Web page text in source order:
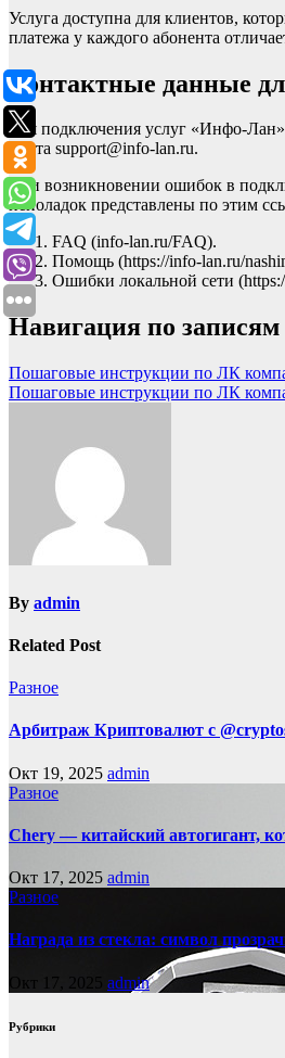
Услуга доступна для клиентов,
платежа у каждого абонента
Контактные данные
Для подключения услуг «Инфо-Лан»
почта support@info-lan.ru.
При возникновении ошибок в
неполадок представлены по этим
FAQ (info-lan.ru/FAQ).
Помощь (https://info-lan.ru/
Ошибки локальной сети
Навигация по записям
Пошаговые инструкции по ЛК
Пошаговые инструкции по ЛК
By admin
Related Post
Разное
Арбитраж Криптовалют с
Окт 19, 2025 admin
Разное
Chery — китайский автогигант,
Окт 17, 2025 admin
Разное
Награда из стекла: символ
Окт 17, 2025 admin
Рубрики